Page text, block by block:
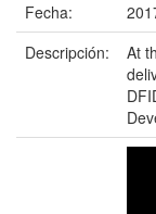
Fecha:
Descripción:
At